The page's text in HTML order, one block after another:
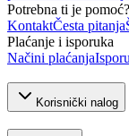
Potrebna ti je pomoć?
KontaktČesta pitanja
Plaćanje i isporuka
Načini plaćanja
Korisnički nalog